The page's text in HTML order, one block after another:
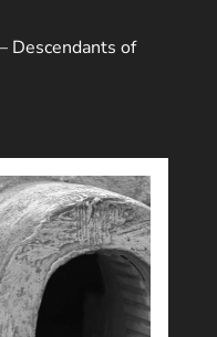
Descendants of